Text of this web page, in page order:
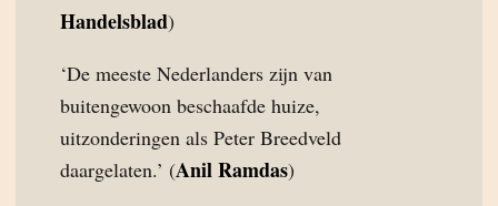
Handelsblad)
‘De meeste Nederlanders zijn van
buitengewoon beschaafde huize,
uitzonderingen als Peter Breedveld
daargelaten.’ (Anil Ramdas)